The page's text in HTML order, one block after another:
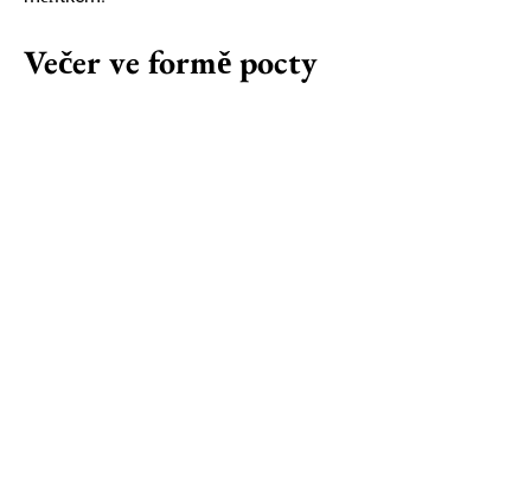
Večer ve formě pocty